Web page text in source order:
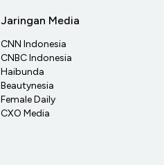
Jaringan Media
CNN Indonesia
CNBC Indonesia
Haibunda
Beautynesia
Female Daily
CXO Media